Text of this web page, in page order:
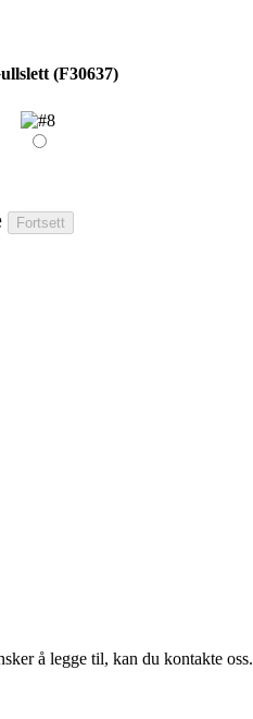
(F30637)
å legge til, kan du kontakte oss.